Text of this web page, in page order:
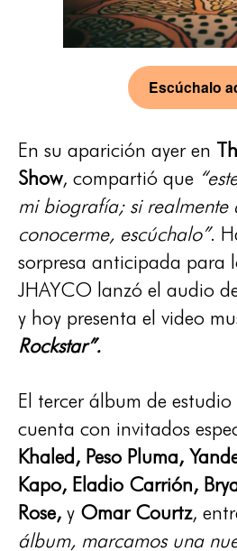
Escúchalo
En su aparición ayer en
Show, compartió que
mi biografía; si realmente
conocerme, escúchalo”.
sorpresa anticipada para
JHAYCO lanzó el audio
y hoy presenta el video
Rockstar”.
El tercer álbum de
cuenta con invitados
Khaled, Peso Pluma,
Kapo, Eladio Carrión,
Rose, y Omar Courtz,
álbum, marcamos una